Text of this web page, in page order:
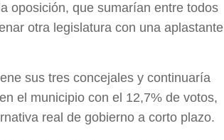
oposición, que sumarían entre todos
otra legislatura con una aplastante
sus tres concejales y continuaría
el municipio con el 12,7% de votos,
real de gobierno a corto plazo.